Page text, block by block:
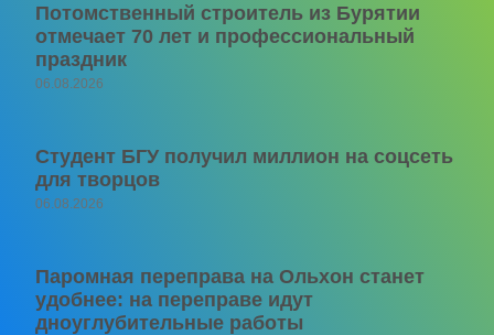
Потомственный строитель из Бурятии
отмечает 70 лет и профессиональный
праздник
06.08.2026
Студент БГУ получил миллион на соцсеть
для творцов
06.08.2026
Паромная переправа на Ольхон станет
удобнее: на переправе идут
дноуглубительные работы